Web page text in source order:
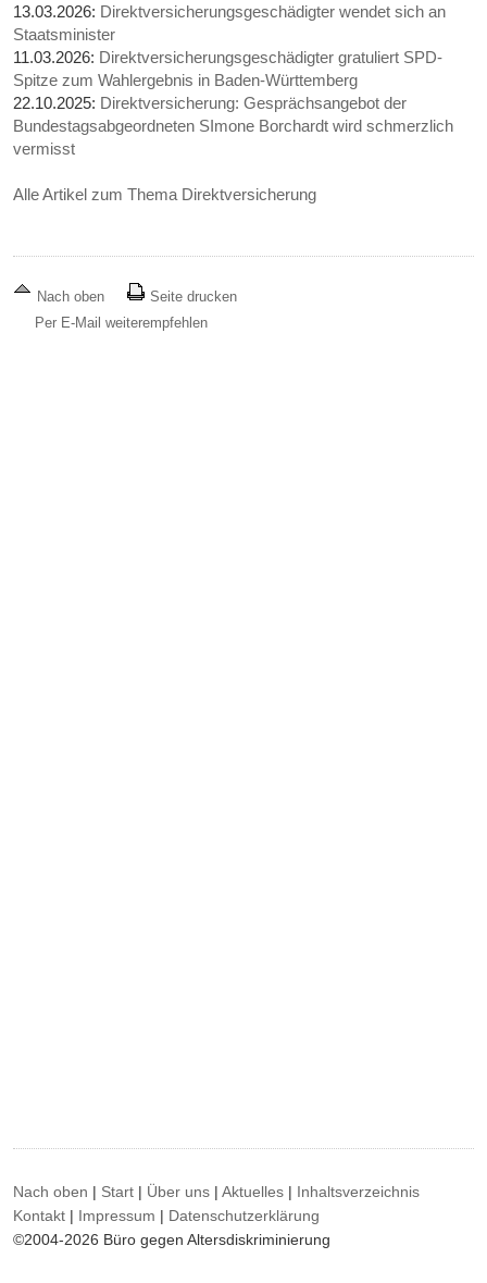
13.03.2026: Direktversicherungsgeschädigter wendet sich an
Staatsminister
11.03.2026: Direktversicherungsgeschädigter gratuliert SPD-
Spitze zum Wahlergebnis in Baden-Württemberg
22.10.2025: Direktversicherung: Gesprächsangebot der
Bundestagsabgeordneten SImone Borchardt wird schmerzlich
vermisst
Alle Artikel zum Thema Direktversicherung
Nach oben
Seite drucken
Per E-Mail weiterempfehlen
Nach oben | Start | Über uns |Aktuelles | Inhaltsverzeichnis
Kontakt | Impressum | Datenschutzerklärung
©2004-2026 Büro gegen Altersdiskriminierung